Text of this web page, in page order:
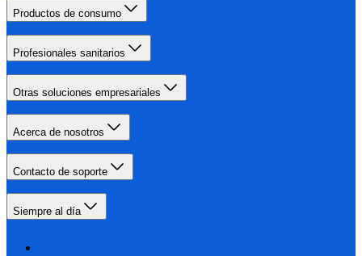
Productos de consumo
Profesionales sanitarios
Otras soluciones empresariales
Acerca de nosotros
Contacto de soporte
Siempre al día